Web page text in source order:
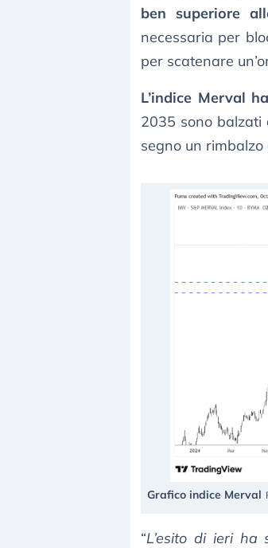
ben superiore
necessaria per
per scatenare
L’indice Merval
2035 sono balzati
segno un
Grafico indice Merval
“L’esito di ieri ha